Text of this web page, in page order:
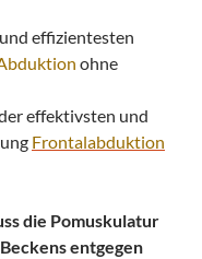
effizientesten
ohne
effektivsten und
Frontalabduktion
die Pomuskulatur
entgegen